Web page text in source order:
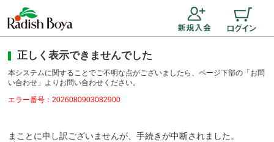
正しく表示できませんでした
本システムに関することでご不明な点がございましたら、ページ下部の「お問
い合わせ」よりお問い合わせください。
エラー番号：2026080903082900
まことに申し訳ございませんが、手続きが中断されました。